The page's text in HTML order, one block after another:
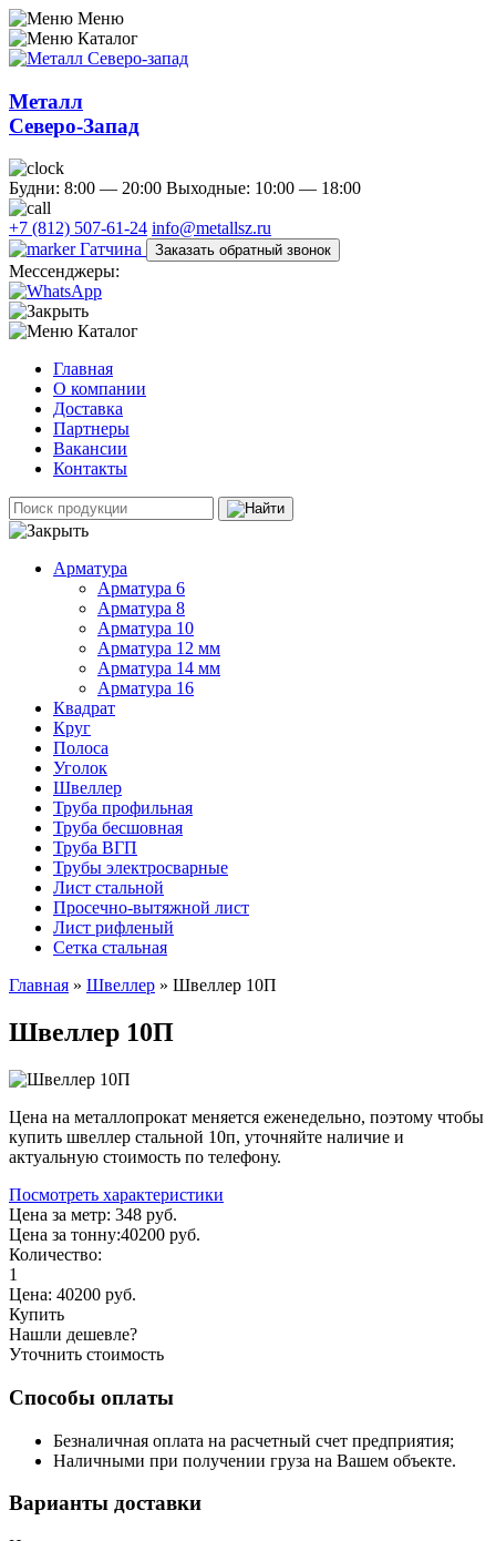
Меню
Каталог
Металл
Северо-Запад
Будни: 8:00 — 20:00 Выходные: 10:00 — 18:00
+7 (812) 507-61-24 info@metallsz.ru
Гатчина
Заказать обратный звонок
Мессенджеры:
Каталог
Главная
О компании
Доставка
Партнеры
Вакансии
Контакты
Арматура
Арматура 6
Арматура 8
Арматура 10
Арматура 12 мм
Арматура 14 мм
Арматура 16
Квадрат
Круг
Полоса
Уголок
Швеллер
Труба профильная
Труба бесшовная
Труба ВГП
Трубы электросварные
Лист стальной
Просечно-вытяжной лист
Лист рифленый
Сетка стальная
Главная » Швеллер » Швеллер 10П
Швеллер 10П
Цена на металлопрокат меняется еженедельно, поэтому чтобы
купить швеллер стальной 10п, уточняйте наличие и
актуальную стоимость по телефону.
Посмотреть характеристики
Цена за метр: 348 руб.
Цена за тонну:40200 руб.
Количество:
1
Цена: 40200 руб.
Купить
Нашли дешевле?
Уточнить стоимость
Способы оплаты
Безналичная оплата на расчетный счет предприятия;
Наличными при получении груза на Вашем объекте.
Варианты доставки